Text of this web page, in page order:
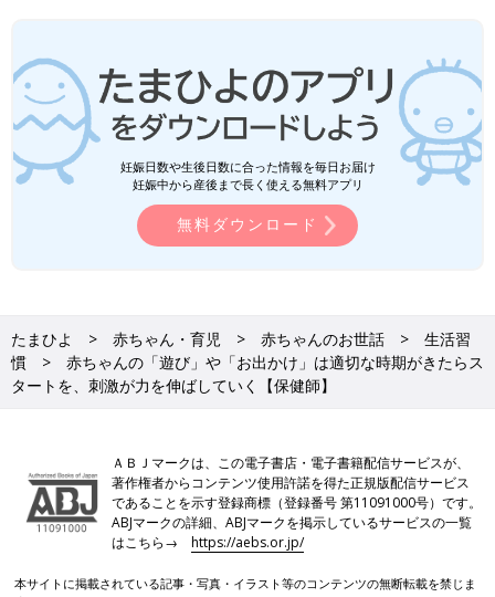
妊娠日数や生後日数に合った情報を毎日お届け
妊娠中から産後まで長く使える無料アプリ
無料ダウンロード
たまひよ 赤ちゃん・育児 赤ちゃんのお世話
生活習
慣
赤ちゃんの「遊び」や「お出かけ」は適切な時期がきたらス
タートを、刺激が力を伸ばしていく【保健師】
ＡＢＪマークは、この電子書店・電子書籍配信サービスが、
著作権者からコンテンツ使用許諾を得た正規版配信サービス
であることを示す登録商標（登録番号 第11091000号）です。
ABJマークの詳細、ABJマークを掲示しているサービスの一覧
はこちら→https://aebs.or.jp/
本サイトに掲載されている記事・写真・イラスト等のコンテンツの無断転載を禁じま